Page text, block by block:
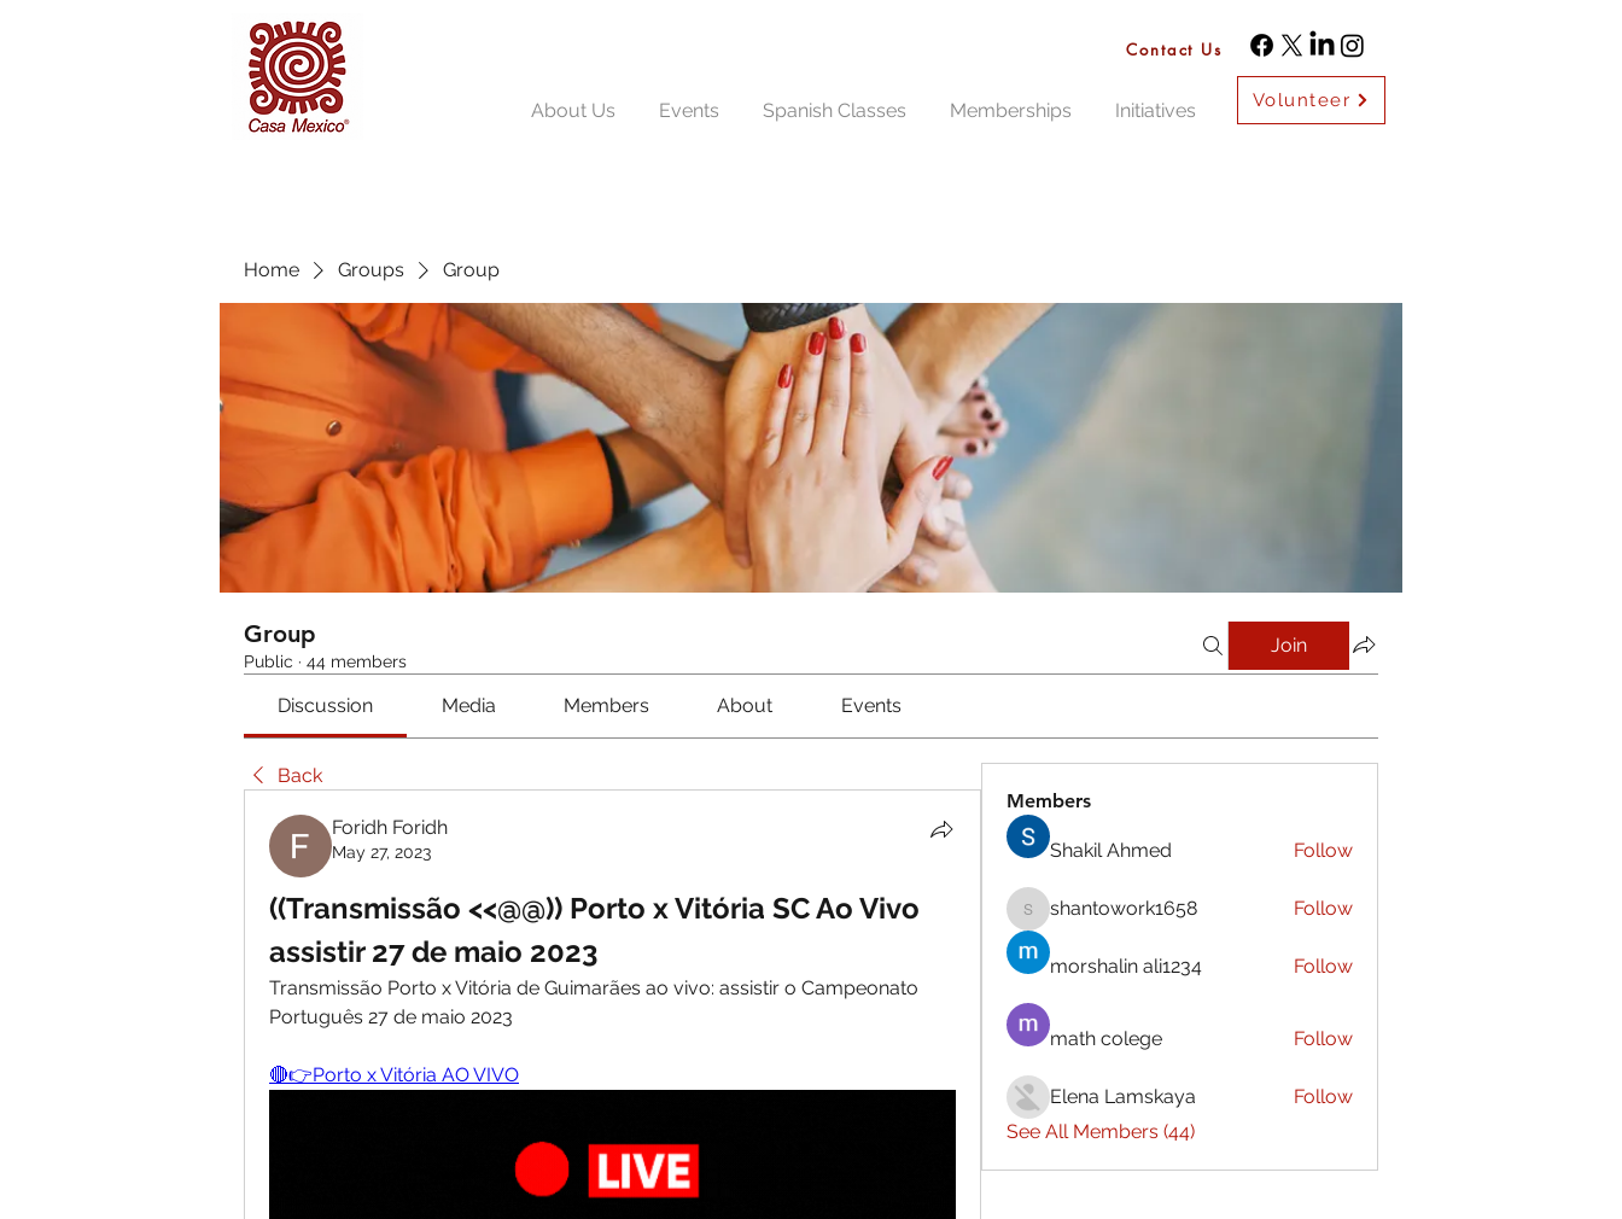
Contact Us
About Us Events Spanish Classes Memberships Initiatives Volunteer
Home Groups Group
Group
Public · 44 members
Join
Discussion Media Members About Events
Back
Foridh Foridh
May 27, 2023
((Transmissão <<@@)) Porto x Vitória SC Ao Vivo
assistir 27 de maio 2023
Transmissão Porto x Vitória de Guimarães ao vivo: assistir o Campeonato
Português 27 de maio 2023
🔴👉Porto x Vitória AO VIVO
Members
Shakil Ahmed Follow
shantowork1658
shantowork1658 Follow
morshalin ali1234 Follow
math colege Follow
Elena Lamskaya
Follow
See All Members (44)